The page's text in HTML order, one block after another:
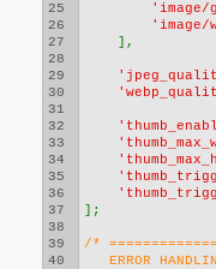
25
26
27
28
29
30
31
32
33
34
35
36
37
38
39
40
'image/
],
];
/*
ERROR